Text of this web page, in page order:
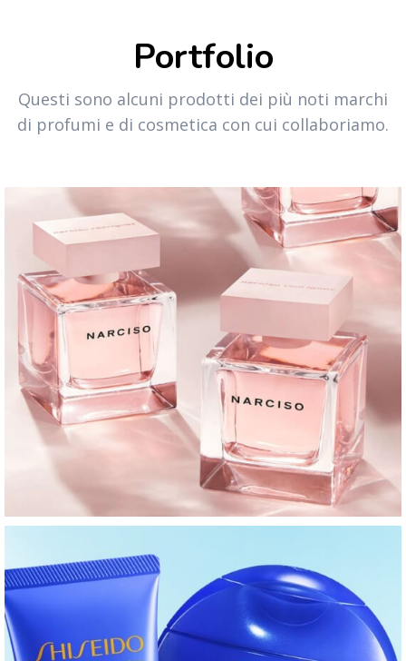
Portfolio
Questi sono alcuni prodotti dei più noti marchi
di profumi e di cosmetica con cui collaboriamo.